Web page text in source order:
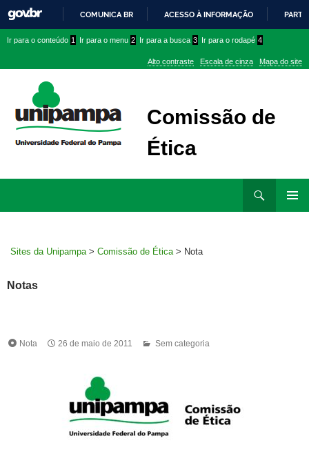
PARA
CONTEÚDO
COMUNICA BR ACESSO À INFORMAÇÃO
conteúdo
menu
superior
menu
Ir para o conteúdo 1 Ir para o menu 2 Ir para a busca 3 Ir para o rodapé 4
Alto contraste Escala de cinza Mapa do site
Comissão de
Ética
Sites da Unipampa > Comissão de Ética > Nota
Notas
Nota 26 de maio de 2011 Sem categoria